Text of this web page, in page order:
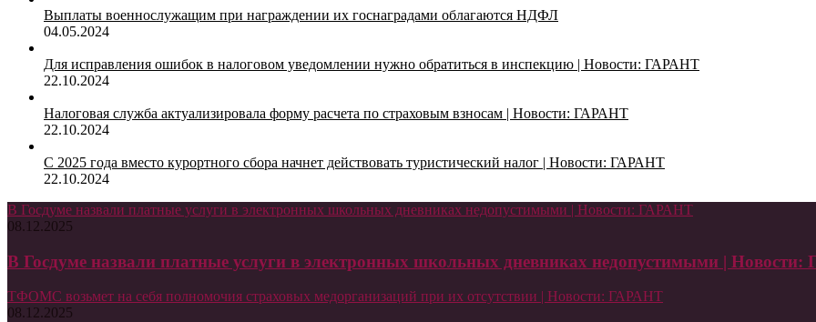
Выплаты военнослужащим при награждении их госнаградами облагаются НДФЛ
04.05.2024
Для исправления ошибок в налоговом уведомлении нужно обратиться в инспекцию | Новости: ГАРАНТ
22.10.2024
Налоговая служба актуализировала форму расчета по страховым взносам | Новости: ГАРАНТ
22.10.2024
С 2025 года вместо курортного сбора начнет действовать туристический налог | Новости: ГАРАНТ
22.10.2024
В Госдуме назвали платные услуги в электронных школьных дневниках недопустимыми | Новости: ГАРАНТ
08.12.2025
В Госдуме назвали платные услуги в электронных школьных дневниках недопустимыми |
ТФОМС возьмет на себя полномочия страховых медорганизаций при их отсутствии | Новости: ГАРАНТ
08.12.2025